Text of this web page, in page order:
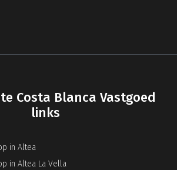
Costa Blanca Vastgoed
links
in Altea
in Altea La Vella